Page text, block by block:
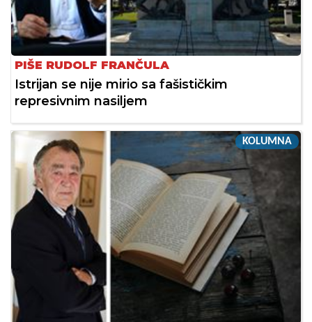
PIŠE RUDOLF FRANČULA
Istrijan se nije mirio sa fašističkim
represivnim nasiljem
KOLUMNA